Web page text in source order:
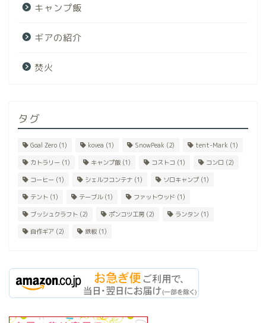
キャンプ飯
ギアの紹介
焚火
タグ
Goal Zero (1) kovea (1) SnowPeak (2) tent-Mark (1)
カトラリー (1) キャンプ飯 (1) コストコ (1) コンロ (2)
コーヒー (1) シェルフコンテナ (1) ソロキャンプ (1)
テント (1) テーブル(1) ファットウッド (1)
ブッシュクラフト (2) ポンコツ工房 (2) ランタン (1)
自作ギア (2) 鉄板 (1)
ギアの紹介